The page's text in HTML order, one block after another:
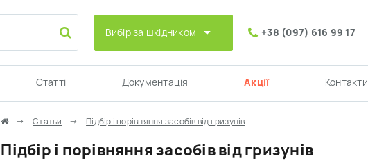
Вибір за шкідником +38 (097) 616 99 17
Статті Документація Акції Контакти
Статьи Підбір і порівняння засобів від гризунів
Підбір і порівняння засобів від гризунів